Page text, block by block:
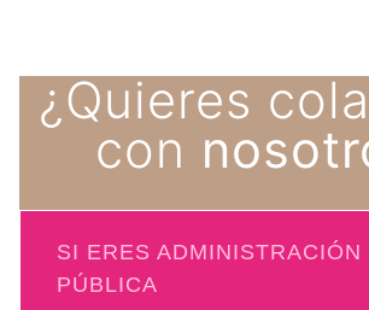
¿Quieres
con
SI ERES ADMINISTRACIÓN
PÚBLICA